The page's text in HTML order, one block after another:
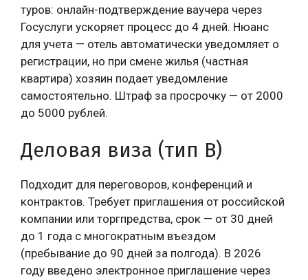
туров: онлайн-подтверждение ваучера через
Госуслуги ускоряет процесс до 4 дней. Нюанс
для учета — отель автоматически уведомляет о
регистрации, но при смене жилья (частная
квартира) хозяин подает уведомление
самостоятельно. Штраф за просрочку — от 2000
до 5000 рублей.
Деловая виза (тип B)
Подходит для переговоров, конференций и
контрактов. Требует приглашения от российской
компании или торгпредства, срок — от 30 дней
до 1 года с многократным въездом
(пребывание до 90 дней за полгода). В 2026
году введено электронное приглашение через